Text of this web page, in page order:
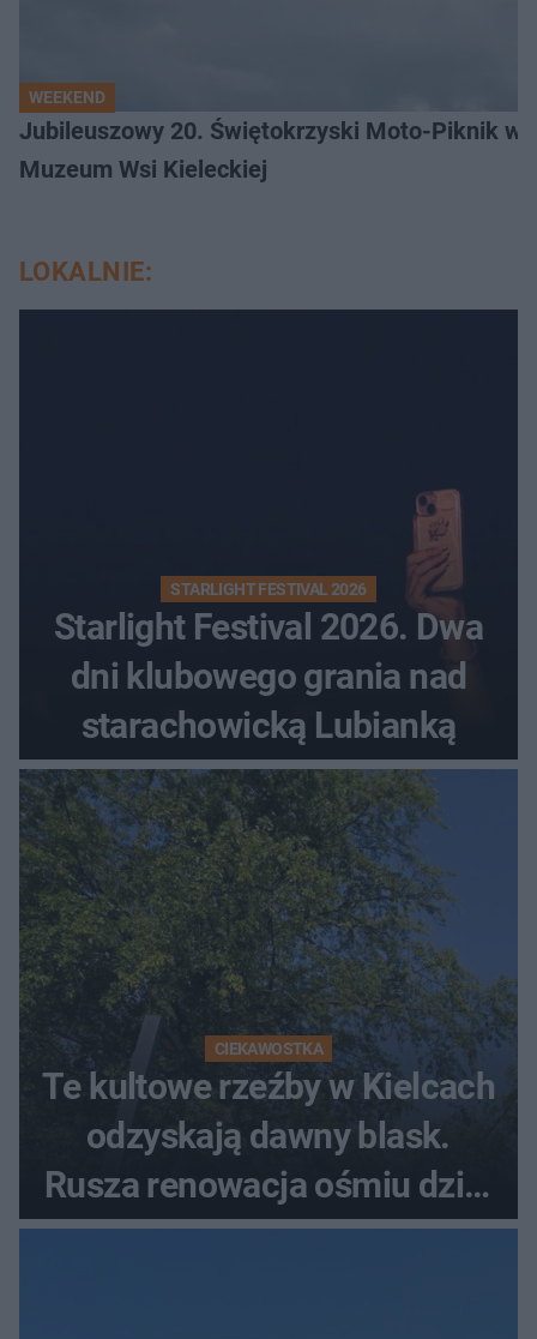
WEEKEND
Jubileuszowy 20. Świętokrzyski Moto-Piknik w
Muzeum Wsi Kieleckiej
LOKALNIE:
STARLIGHT FESTIVAL 2026
Starlight Festival 2026. Dwa
dni klubowego grania nad
starachowicką Lubianką
CIEKAWOSTKA
Te kultowe rzeźby w Kielcach
odzyskają dawny blask.
Rusza renowacja ośmiu dzieł
z lat 70.